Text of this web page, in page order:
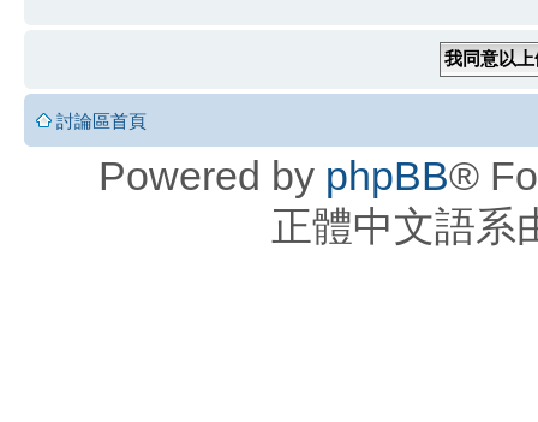
討論區首頁
Powered by phpBB®
正體中文語系